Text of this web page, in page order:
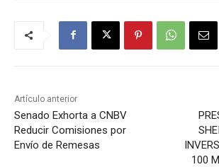
Artículo anterior
Senado Exhorta a CNBV
Reducir Comisiones por
Envío de Remesas
100